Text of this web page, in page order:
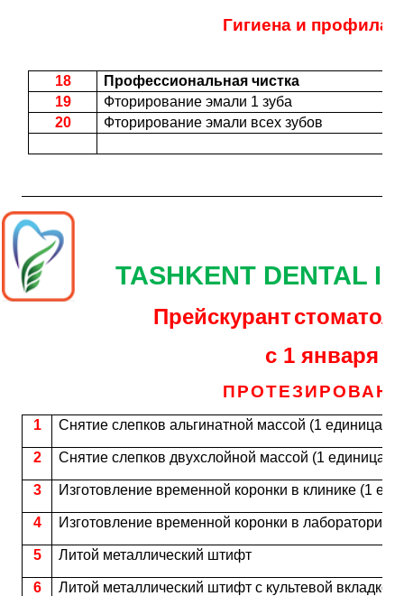
Гигиена и
18
Профессиональная чистка
19
Фторирование эмали 1 зуба
20
Фторирование эмали всех зубов
TASHKENT DENTAL
Прейскурант
с 1 января
1 Снятие слепков альгинатной массой (1 единица)
2 Снятие слепков двухслойной массой (1 единица)/
3 Изготовление временной коронки в клинике (1
4 Изготовление временной коронки в лаборатории
5 Литой металлический штифт
6 Литой металлический штифт с культевой вкладкой